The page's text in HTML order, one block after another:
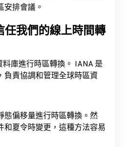
安排會議。
任我們的線上時間轉
料庫進行時區轉換。 IANA 是
負責協調和管理全球時區資
態偏移量進行時區轉換。然
和夏令時變更，這種方法容易